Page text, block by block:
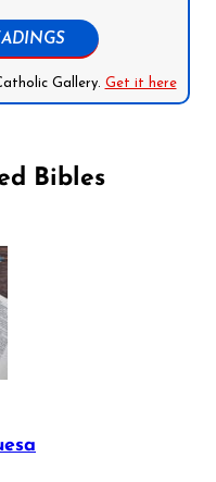
Gallery. Get it here
Bibles